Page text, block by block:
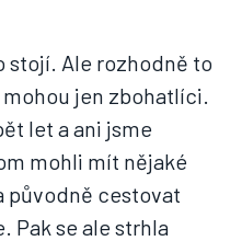
stojí. Ale rozhodně to
jen zbohatlíci.
let a ani jsme
mohli mít nějaké
původně cestovat
Pak se ale strhla